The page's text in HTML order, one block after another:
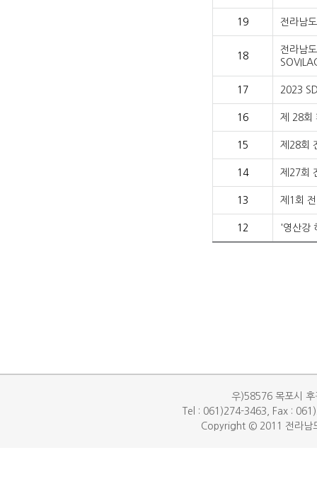
19 전라남
18
전라남
17 2023
16 제 28회
15 제28회
14 제27회
13 제1회
12 '영산강
우)58576 목포시
Tel : 061)274-3463, Fax :
Copyright © 2011 전라남